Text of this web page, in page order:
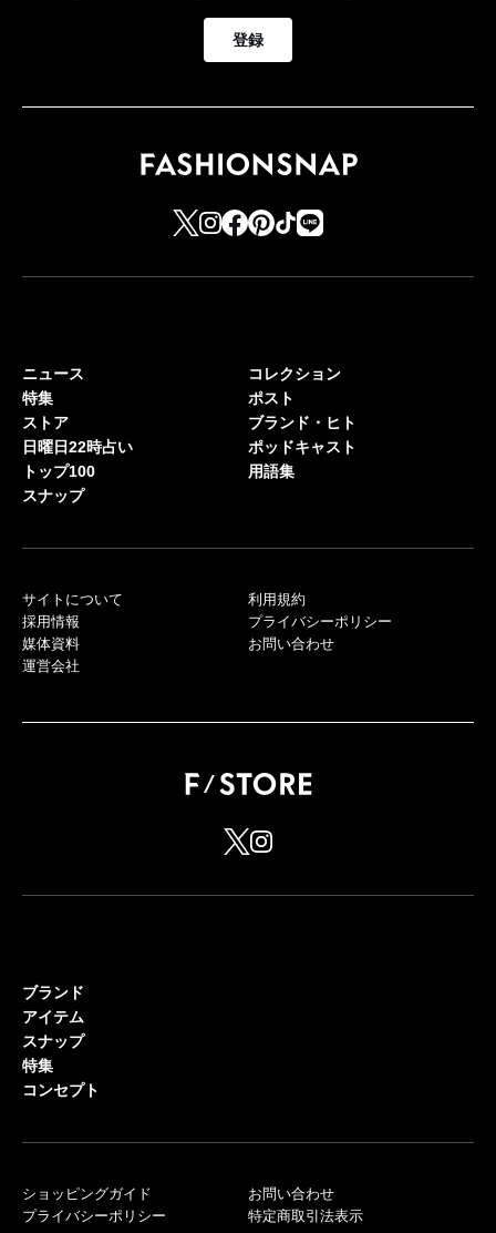
登録
ニュース
特集
ストア
日曜日22時占い
トップ100
スナップ
コレクション
ポスト
ブランド・ヒト
ポッドキャスト
用語集
サイトについて
採用情報
媒体資料
運営会社
利用規約
プライバシーポリシー
お問い合わせ
ブランド
アイテム
スナップ
特集
コンセプト
ショッピングガイド
プライバシーポリシー
お問い合わせ
特定商取引法表示